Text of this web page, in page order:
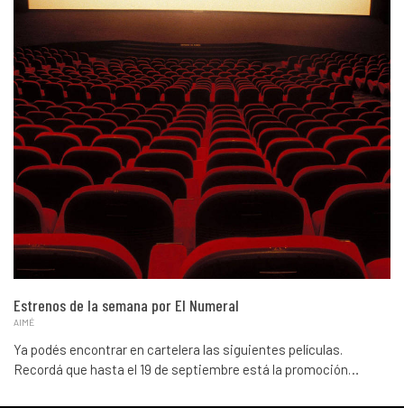
Estrenos de la semana por El Numeral
AIMÉ
Ya podés encontrar en cartelera las siguientes películas.
Recordá que hasta el 19 de septiembre está la promoción…